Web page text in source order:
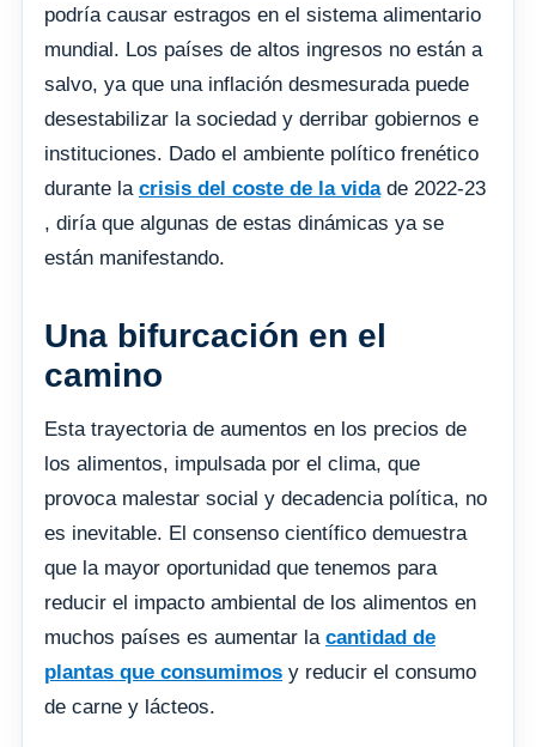
podría causar estragos en el sistema alimentario
mundial. Los países de altos ingresos no están a
salvo, ya que una inflación desmesurada puede
desestabilizar la sociedad y derribar gobiernos e
instituciones. Dado el ambiente político frenético
durante la crisis del coste de la vidade 2022-23
, diría que algunas de estas dinámicas ya se
están manifestando.
Una bifurcación en el
camino
Esta trayectoria de aumentos en los precios de
los alimentos, impulsada por el clima, que
provoca malestar social y decadencia política, no
es inevitable. El consenso científico demuestra
que la mayor oportunidad que tenemos para
reducir el impacto ambiental de los alimentos en
muchos países es aumentar la cantidad de
plantas que consumimos y reducir el consumo
de carne y lácteos.